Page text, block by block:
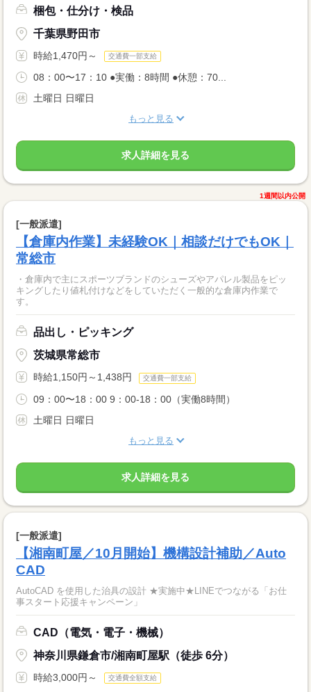
梱包・仕分け・検品
千葉県野田市
時給1,470円～ 交通費一部支給
08：00〜17：10 ●実働：8時間 ●休憩：70...
土曜日 日曜日
もっと見る
求人詳細を見る
1週間以内公開
[一般派遣]
【倉庫内作業】未経験OK｜相談だけでもOK｜
常総市
・倉庫内で主にスポーツブランドのシューズやアパレル製品をピッ
キングしたり値札付けなどをしていただく一般的な倉庫内作業で
す。
品出し・ピッキング
茨城県常総市
時給1,150円～1,438円 交通費一部支給
09：00〜18：00 9：00-18：00（実働8時間）
土曜日 日曜日
もっと見る
求人詳細を見る
[一般派遣]
【湘南町屋／10月開始】機構設計補助／Auto
CAD
AutoCAD を使用した治具の設計 ★実施中★LINEでつながる「お仕
事スタート応援キャンペーン」
CAD（電気・電子・機械）
神奈川県鎌倉市/湘南町屋駅（徒歩 6分）
時給3,000円～ 交通費全額支給